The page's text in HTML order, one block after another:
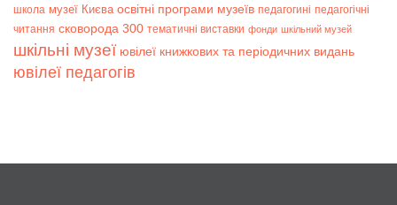
школа музеї Києва освітні програми музеїв педагогині педагогічні
читання сковорода 300 тематичні виставки фонди шкільний музей
шкільні музеї ювілеї книжкових та періодичних видань
ювілеї педагогів